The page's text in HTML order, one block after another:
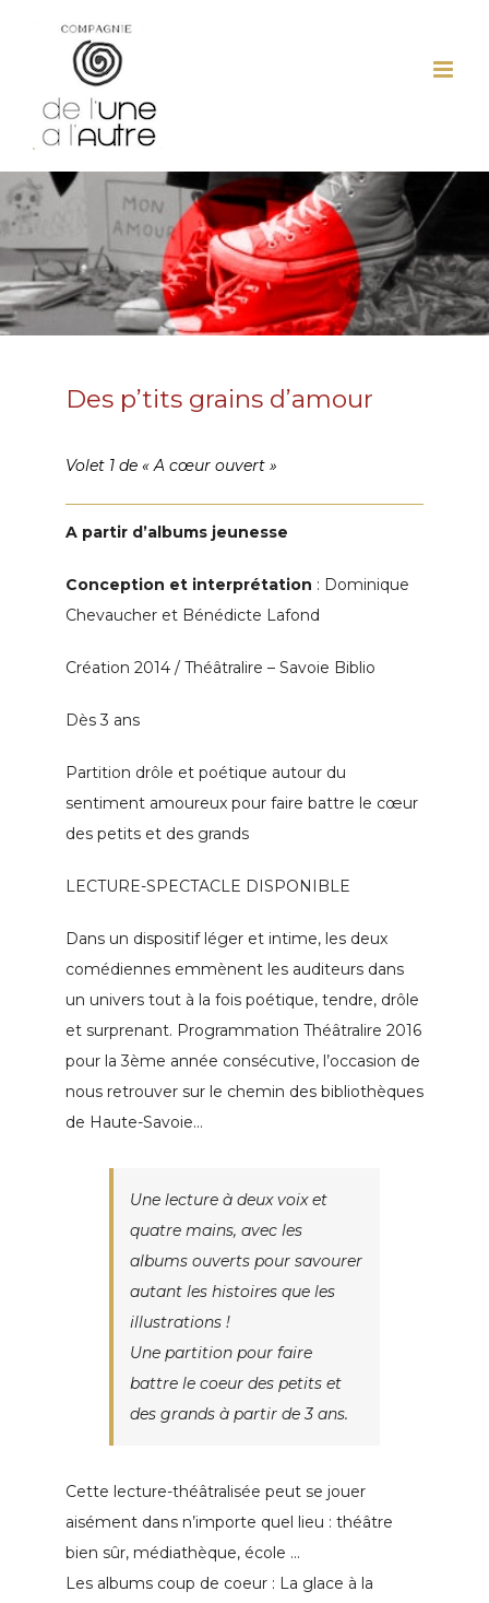
Des p’tits grains d’amour
Volet 1 de « A cœur ouvert »
A partir d’albums jeunesse
Conception et interprétation : Dominique
Chevaucher et Bénédicte Lafond
Création 2014 / Théâtralire – Savoie Biblio
Dès 3 ans
Partition drôle et poétique autour du
sentiment amoureux pour faire battre le cœur
des petits et des grands
LECTURE-SPECTACLE DISPONIBLE
Dans un dispositif léger et intime, les deux
comédiennes emmènent les auditeurs dans
un univers tout à la fois poétique, tendre, drôle
et surprenant. Programmation Théâtralire 2016
pour la 3ème année consécutive, l’occasion de
nous retrouver sur le chemin des bibliothèques
de Haute-Savoie…
Une lecture à deux voix et
quatre mains, avec les
albums ouverts pour savourer
autant les histoires que les
illustrations !
Une partition pour faire
battre le coeur des petits et
des grands à partir de 3 ans.
Cette lecture-théâtralisée peut se jouer
aisément dans n’importe quel lieu : théâtre
bien sûr, médiathèque, école …
Les albums coup de coeur : La glace à la